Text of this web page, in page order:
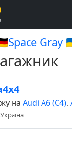
Gray
на Audi A6 (C4),